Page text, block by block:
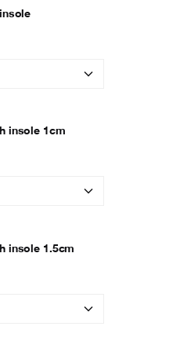
insole 1cm
insole 1.5cm